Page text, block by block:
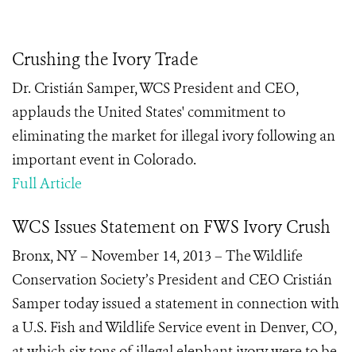
Crushing the Ivory Trade
Dr. Cristián Samper, WCS President and CEO,
applauds the United States' commitment to
eliminating the market for illegal ivory following an
important event in Colorado.
Full Article
WCS Issues Statement on FWS Ivory Crush
Bronx, NY – November 14, 2013 – The Wildlife
Conservation Society’s President and CEO Cristián
Samper today issued a statement in connection with
a U.S. Fish and Wildlife Service event in Denver, CO,